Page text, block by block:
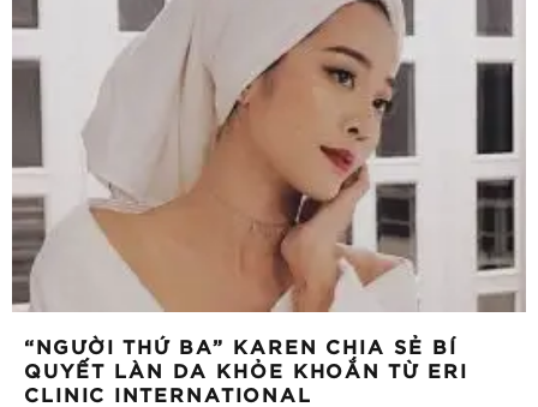
“NGƯỜI THỨ BA” KAREN CHIA SẺ BÍ
QUYẾT LÀN DA KHỎE KHOẮN TỪ ERI
CLINIC INTERNATIONAL